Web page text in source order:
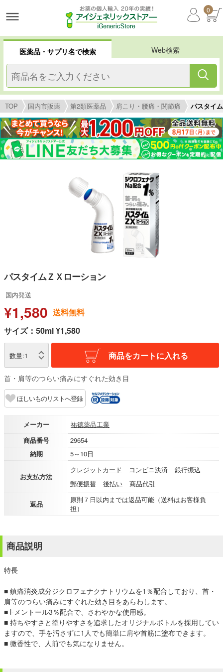
0
医薬品・サプリ名で検索 Web検索
TOP 国内市販薬 第2類医薬品 肩こり・腰痛・関節痛 パスタイ
パスタイムＺＸローション
国内発送
¥1,580 送料無料
サイズ：50ml ¥1,580
数量:1 商品をカートに入れる
首・肩等のつらい痛みにすぐれた効き目
ほしいものリストへ登録
メーカー
祐徳薬品工業
商品番号
29654
納期
5～10日
お支払方法
クレジットカード コンビニ決済
銀行振込
郵便振替
後払い 商品代引
返品
原則７日以内までは返品可能（送料はお客様負
担）
商品説明
特長
■ 鎮痛消炎成分ジクロフェナクナトリウムを1％配合しており、首・
肩等のつらい痛みにすぐれた効き目をあらわします。
■ l-メントール3％配合で、さわやかな使用感。
■ 持ちやすさと塗りやすさを追求したオリジナルボトルを採用してい
ますので、手を汚さずに1人でも簡単に肩や首筋に塗布できます。
■ 微香性で、人前でも気になりません。